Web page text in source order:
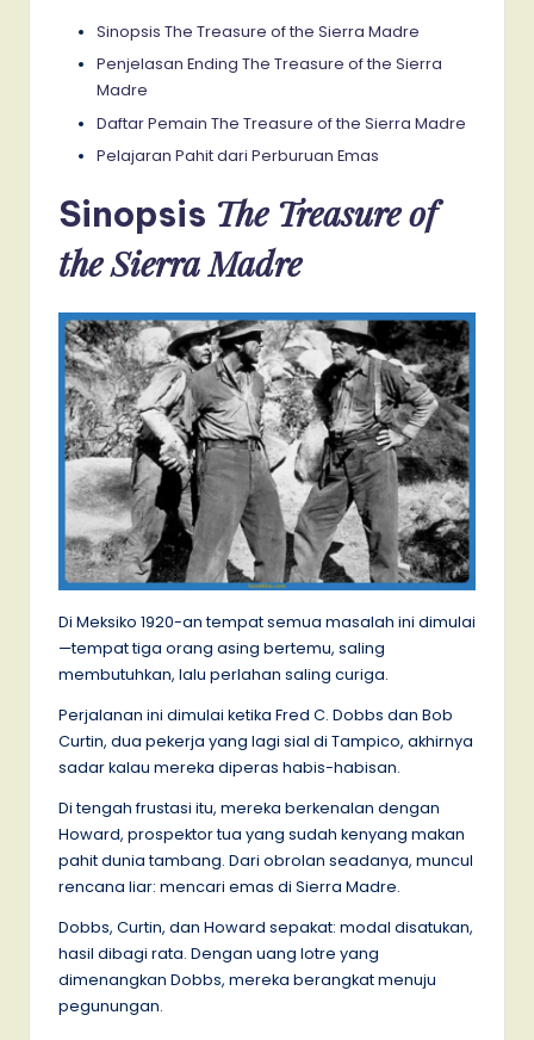
Sinopsis The Treasure of the Sierra Madre
Penjelasan Ending The Treasure of the Sierra
Madre
Daftar Pemain The Treasure of the Sierra Madre
Pelajaran Pahit dari Perburuan Emas
Sinopsis The Treasure of
the Sierra Madre
Di Meksiko 1920-an tempat semua masalah ini dimulai
—tempat tiga orang asing bertemu, saling
membutuhkan, lalu perlahan saling curiga.
Perjalanan ini dimulai ketika Fred C. Dobbs dan Bob
Curtin, dua pekerja yang lagi sial di Tampico, akhirnya
sadar kalau mereka diperas habis-habisan.
Di tengah frustasi itu, mereka berkenalan dengan
Howard, prospektor tua yang sudah kenyang makan
pahit dunia tambang. Dari obrolan seadanya, muncul
rencana liar: mencari emas di Sierra Madre.
Dobbs, Curtin, dan Howard sepakat: modal disatukan,
hasil dibagi rata. Dengan uang lotre yang
dimenangkan Dobbs, mereka berangkat menuju
pegunungan.